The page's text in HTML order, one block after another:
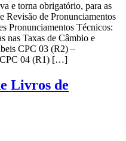
e torna obrigatório, para as
Revisão de Pronunciamentos
Pronunciamentos Técnicos:
nas Taxas de Câmbio e
CPC 03 (R2) –
CPC 04 (R1) […]
Livros de